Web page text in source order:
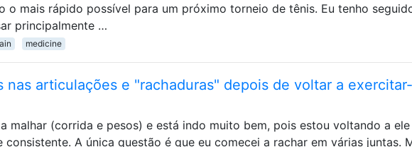
o mais rápido possível para um próximo torneio de tênis. Eu tenho
principalmente …
medicine
nas articulações e "rachaduras" depois de voltar a
malhar (corrida e pesos) e está indo muito bem, pois estou voltando a ele
consistente. A única questão é que eu comecei a rachar em várias juntas.